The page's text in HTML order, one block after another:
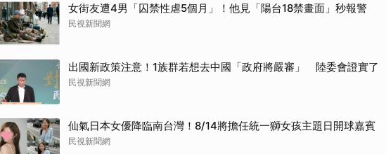
女街友遭4男「囚禁性虐5個月」！他見「陽台18禁畫面」秒報警
民視新聞網
出國新政策注意！1族群若想去中國「政府將嚴審」 陸委會證實了
民視新聞網
仙氣日本女優降臨南台灣！8/14將擔任統一獅女孩主題日開球嘉賓
民視新聞網